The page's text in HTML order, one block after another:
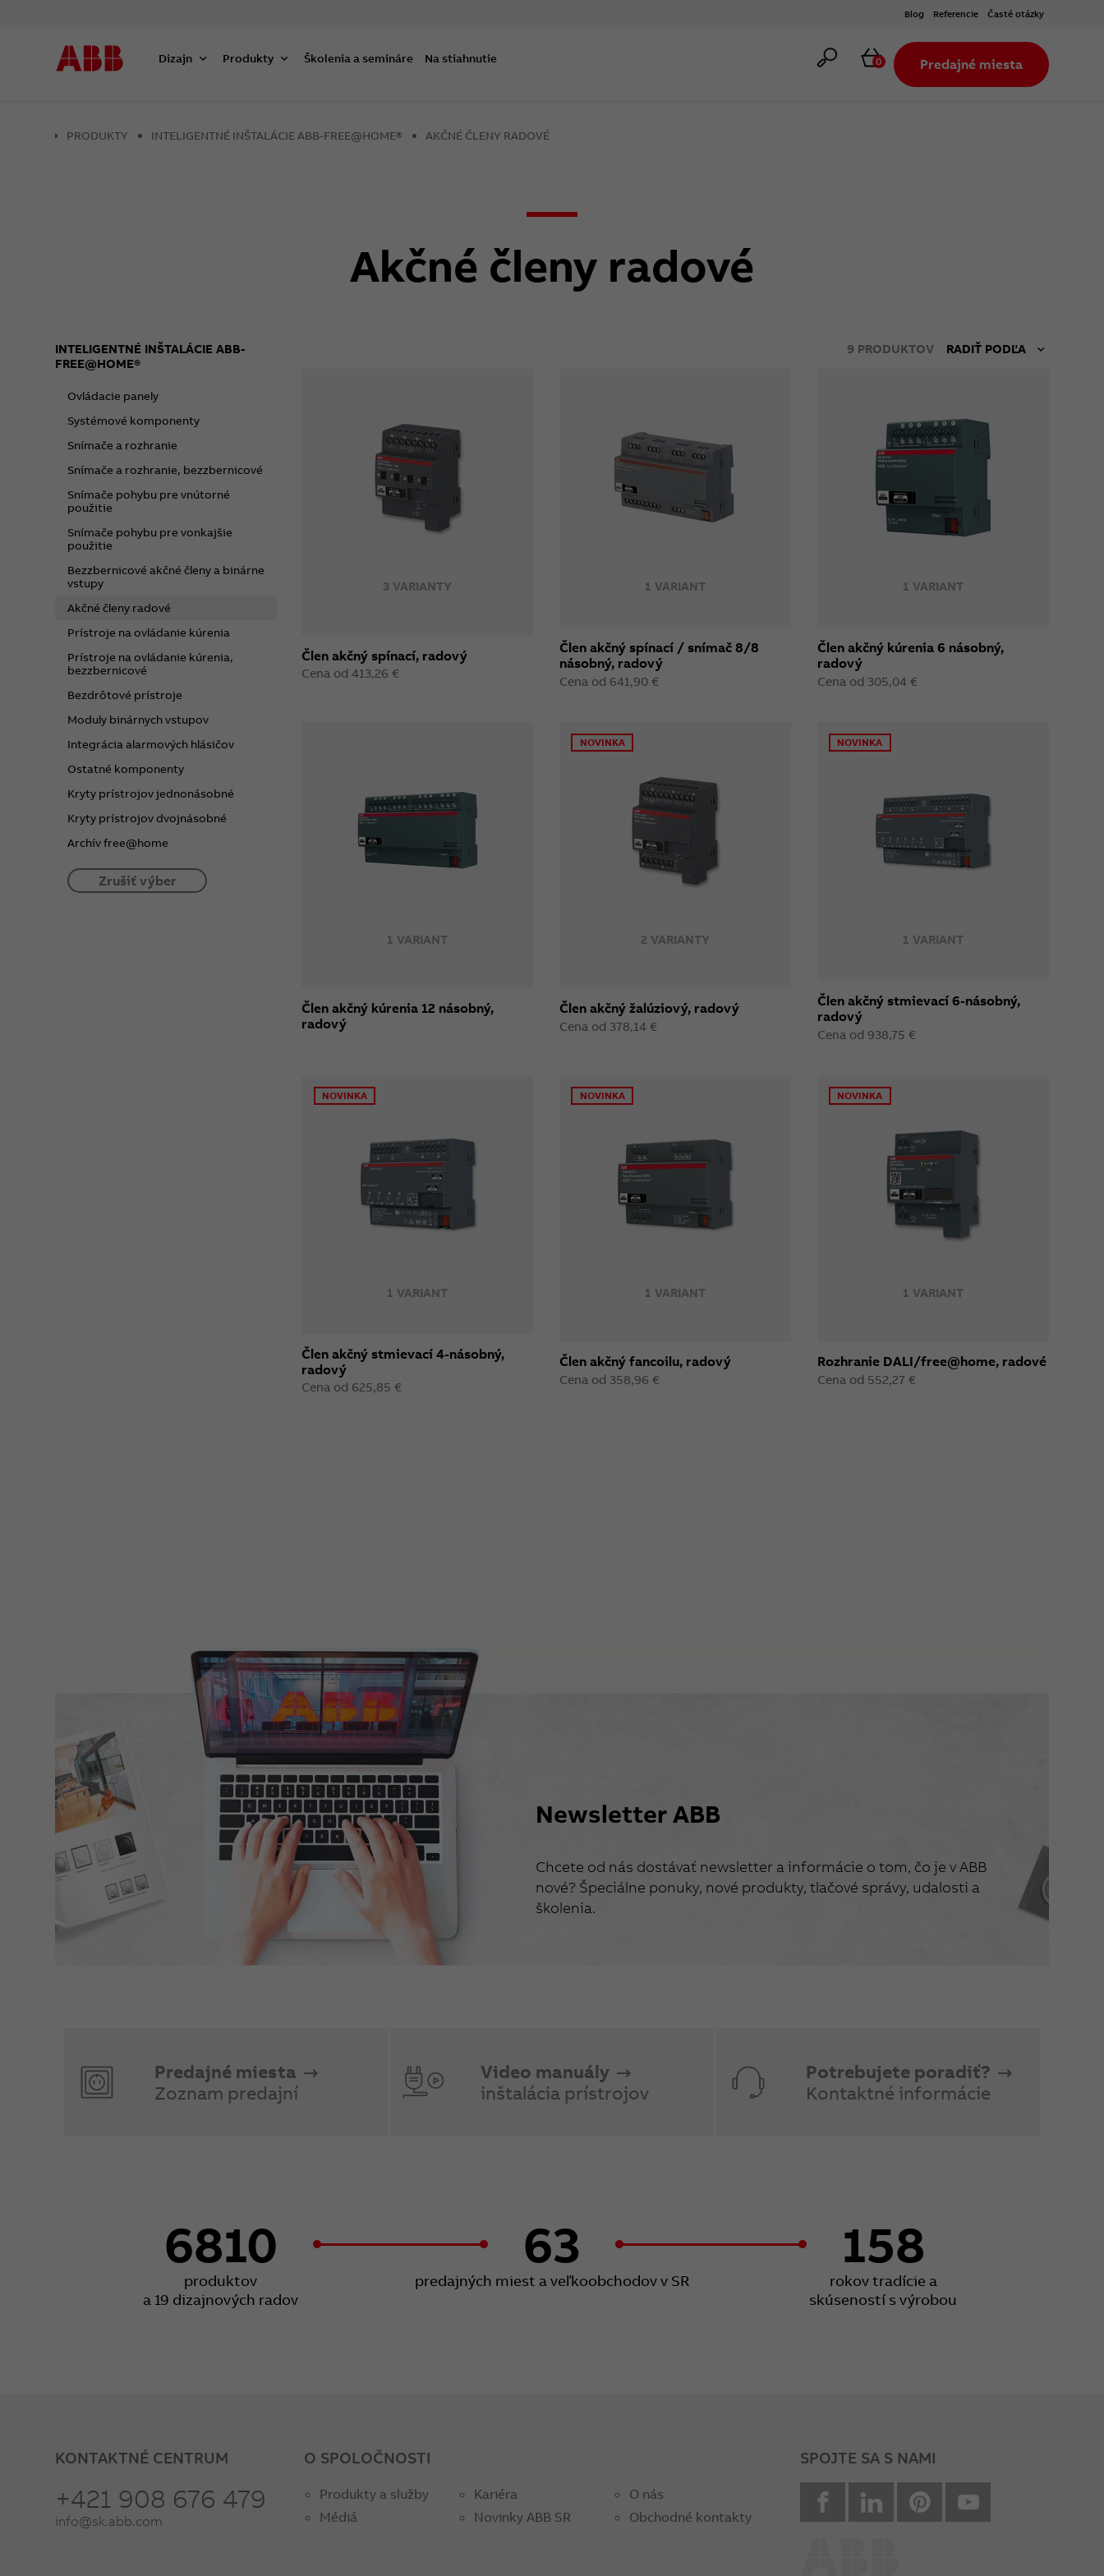
Blog Referencie Časté otázky
Dizajn Produkty Školenia a semináre Na stiahnutie Hľadať Košík
0 Predajné miesta
PRODUKTY INTELIGENTNÉ INŠTALÁCIE ABB-FREE@HOME® AKČNÉ ČLENY RADOVÉ
Akčné členy radové
INTELIGENTNÉ INŠTALÁCIE ABB-
FREE@HOME®
Ovládacie panely
Systémové komponenty
Snímače a rozhranie
Snímače a rozhranie, bezzbernicové
Snímače pohybu pre vnútorné
použitie
Snímače pohybu pre vonkajšie
použitie
Bezzbernicové akčné členy a binárne
vstupy
Akčné členy radové
Prístroje na ovládanie kúrenia
Prístroje na ovládanie kúrenia,
bezzbernicové
Bezdrôtové prístroje
Moduly binárnych vstupov
Integrácia alarmových hlásičov
Ostatné komponenty
Kryty prístrojov jednonásobné
Kryty prístrojov dvojnásobné
Archív free@home
Zrušiť výber
9 PRODUKTOV RADIŤ PODĽA
3 VARIANTY
Člen akčný spínací, radový
Cena od 413,26 €
1 VARIANT
Člen akčný spínací / snímač 8/8
násobný, radový
Cena od 641,90 €
1 VARIANT
Člen akčný kúrenia 6 násobný,
radový
Cena od 305,04 €
1 VARIANT
Člen akčný kúrenia 12 násobný,
radový
2 VARIANTY
NOVINKA
Člen akčný žalúziový, radový
Cena od 378,14 €
1 VARIANT
NOVINKA
Člen akčný stmievací 6-násobný,
radový
Cena od 938,75 €
1 VARIANT
NOVINKA
Člen akčný stmievací 4-násobný,
radový
Cena od 625,85 €
1 VARIANT
NOVINKA
Člen akčný fancoilu, radový
Cena od 358,96 €
1 VARIANT
NOVINKA
Rozhranie DALI/free@home, radové
Cena od 552,27 €
Newsletter ABB
Chcete od nás dostávať newsletter a informácie o tom, čo je v ABB
nové? Špeciálne ponuky, nové produkty, tlačové správy, udalosti a
školenia.
Predajné miesta
Zoznam predajní
Video manuály
inštalácia prístrojov
Potrebujete poradiť?
Kontaktné informácie
6810
produktov
a 19 dizajnových radov
63
predajných miest a veľkoobchodov v SR
158
rokov tradície a
skúseností s výrobou
KONTAKTNÉ CENTRUM
+421 908 676 479
info@sk.abb.com
O SPOLOČNOSTI
Produkty a služby
Médiá
Kariéra
Novinky ABB SR
O nás
Obchodné kontakty
SPOJTE SA S NAMI
facebook Linkedin Pinterest